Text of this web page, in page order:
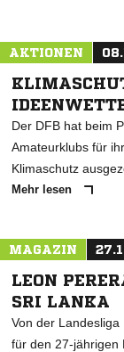
AKTIONEN
Der DFB hat beim
Amateurklubs für
Klimaschutz
Mehr lesen
MAGAZIN
LEON
SRI LANKA
Von der
für den 27-jährigen